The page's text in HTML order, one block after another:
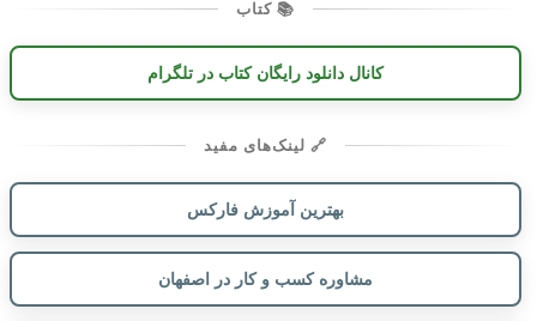
📚 کتاب
کانال دانلود رایگان کتاب در تلگرام
🔗 لینک‌های مفید
بهترین آموزش فارکس
مشاوره کسب و کار در اصفهان